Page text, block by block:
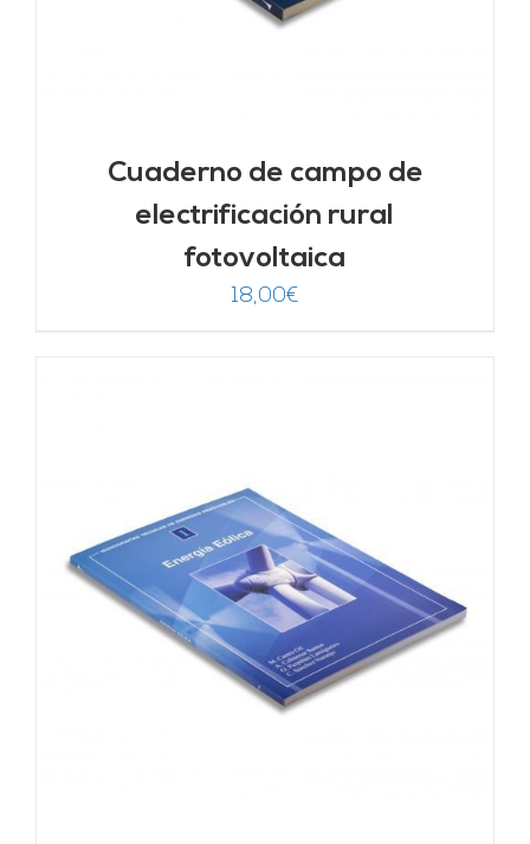
Cuaderno de campo de
electrificación rural
fotovoltaica
18,00€